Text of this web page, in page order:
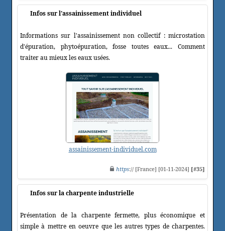
Infos sur l'assainissement individuel
Informations sur l'assainissement non collectif : microstation
d'épuration, phytoépuration, fosse toutes eaux... Comment
traiter au mieux les eaux usées.
assainissement-individuel.com
https:// [France] [01-11-2024] [#35]
Infos sur la charpente industrielle
Présentation de la charpente fermette, plus économique et
simple à mettre en oeuvre que les autres types de charpentes.